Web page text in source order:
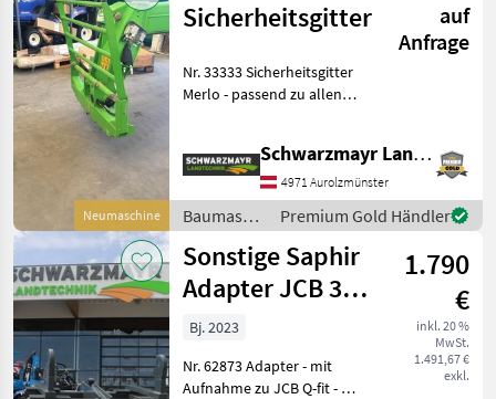
Marktplatz Händlerangebote Kleinanzeigen
Neumaschine
Sicherheitsgitter
auf
Anfrage
Nr. 33333 Sicherheitsgitter
Merlo - passend zu allen
Schwarzmayr zeigt Ihnen
das Gerät/Maschine gerne
und bittet um T
Schwarzmayr Landtechnik GmbH - Aurolzmünster
4971 Aurolzmünster
Baumaschinen
/ Merlo
Premium Gold Händler
Sonstige Saphir
Adapter JCB 3-
Punkt
1.790
€
inkl. 20 %
MwSt.
1.491,67 €
exkl.
Bj. 2023
Nr. 62873 Adapter - mit
Aufnahme zu JCB Q-fit - mit